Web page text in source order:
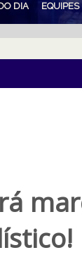
DIA EQUIPES